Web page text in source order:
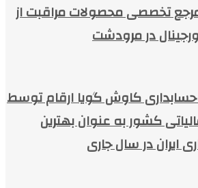
تخصصی محصولات مراقبت از
در مرودشت
کاوش گویا ارقام توسط
کشور به عنوان بهترین
ایران در سال جاری